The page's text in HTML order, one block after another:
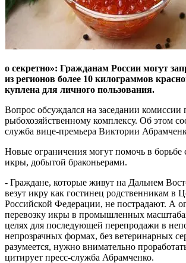
о секретно»: Гражданам России могут
из регионов более 10 килограммов
куплена для личного пользования.
Вопрос обсуждался на заседании комиссии
рыбохозяйственному комплексу. Об этом
служба вице-премьера Виктории
Новые ограничения могут помочь в борьбе
икры, добытой браконьерами.
- Граждане, которые живут на Дальнем
везут икру как гостинец родственникам в
Российской Федерации, не пострадают. А
перевозку икры в промышленных
целях для последующей перепродажи в
непрозрачных формах, без ветеринарных
разумеется, нужно внимательно
цитирует пресс-служба Абрамченко.